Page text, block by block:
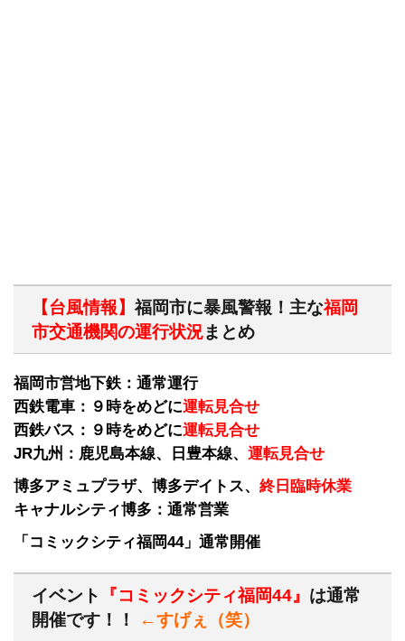
【台風情報】福岡市に暴風警報！主な福岡
市交通機関の運行状況まとめ
福岡市営地下鉄：通常運行
西鉄電車：９時をめどに運転見合せ
西鉄バス：９時をめどに運転見合せ
JR九州：鹿児島本線、日豊本線、 運転見合せ
博多アミュプラザ、博多デイトス、 終日臨時休業
キャナルシティ博多：通常営業
「コミックシティ福岡44」通常開催
イベント 『コミックシティ福岡44』 は通常
開催です！！
←すげぇ（笑）